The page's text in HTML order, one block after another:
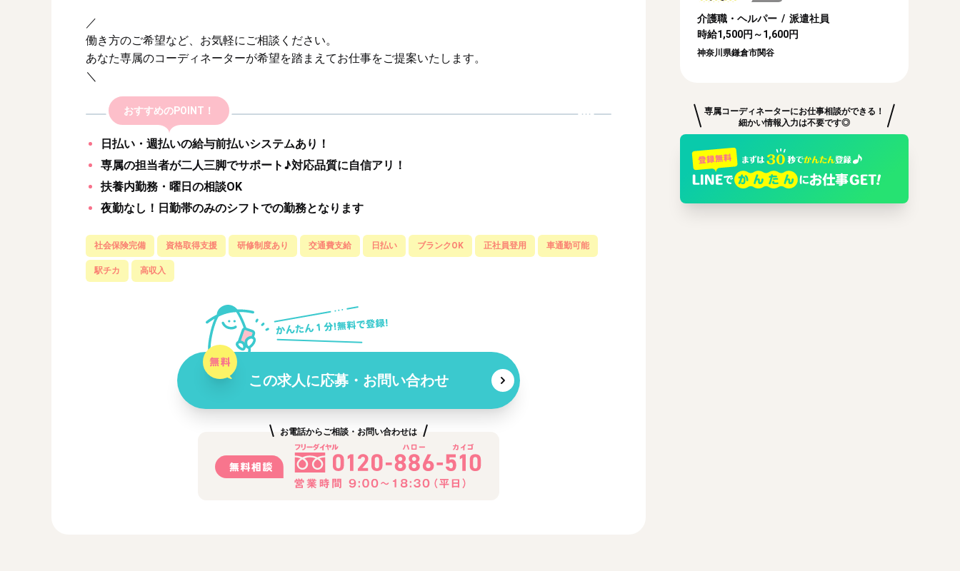
／
働き方のご希望など、お気軽にご相談ください。
あなた専属のコーディネーターが希望を踏まえてお仕事をご提案いたします。
＼
おすすめのPOINT！
日払い・週払いの給与前払いシステムあり！
専属の担当者が二人三脚でサポート♪対応品質に自信アリ！
扶養内勤務・曜日の相談OK
夜勤なし！日勤帯のみのシフトでの勤務となります
社会保険完備 資格取得支援 研修制度あり 交通費支給 日払い ブランクOK 正社員登用 車通勤可能
駅チカ 高収入
この求人に応募・お問い合わせ
お電話からご相談・お問い合わせは
介護職・ヘルパー / 派遣社員
時給1,500円～1,600円
神奈川県鎌倉市関谷
専属コーディネーターにお仕事相談ができる！
細かい情報入力は不要です◎